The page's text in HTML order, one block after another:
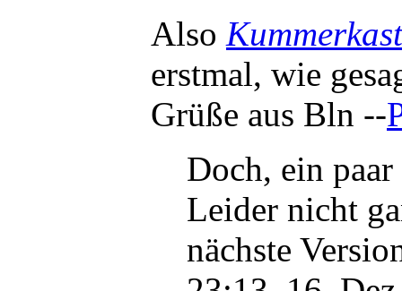
Also
erstmal, wie
Grüße aus Bln --
Doch, ein paar
Leider nicht
nächste